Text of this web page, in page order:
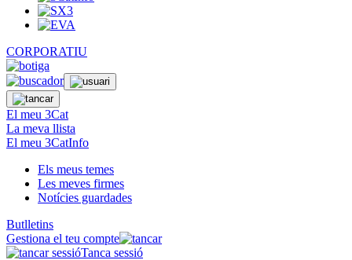
CORPORATIU
El meu 3Cat
La meva llista
El meu 3CatInfo
Els meus temes
Les meves firmes
Notícies guardades
Butlletins
Gestiona el teu compte
Tanca sessió